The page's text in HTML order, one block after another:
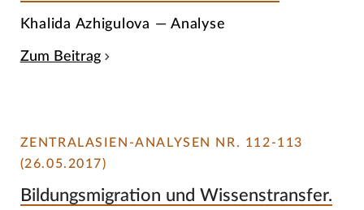
Khalida Azhigulova — Analyse
Zum Beitrag
ZENTRALASIEN-ANALYSEN NR. 112-113
(26.05.2017)
Bildungsmigration und Wissenstransfer.